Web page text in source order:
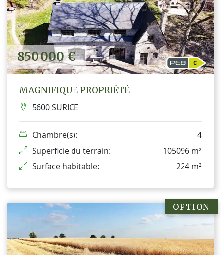
850 000 €
MAGNIFIQUE PROPRIÉTÉ
5600 SURICE
Chambre(s):
4
Superficie du terrain:
105096 m²
Surface habitable:
224 m²
OPTION